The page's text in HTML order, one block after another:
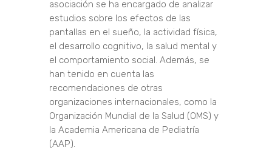
asociación se ha encargado de analizar
estudios sobre los efectos de las
pantallas en el sueño, la actividad física,
el desarrollo cognitivo, la salud mental y
el comportamiento social. Además, se
han tenido en cuenta las
recomendaciones de otras
organizaciones internacionales, como la
Organización Mundial de la Salud (OMS) y
la Academia Americana de Pediatría
(AAP).